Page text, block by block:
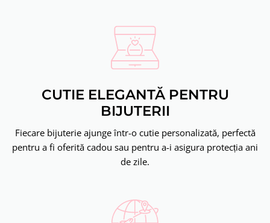
CUTIE ELEGANTĂ PENTRU
BIJUTERII
Fiecare bijuterie ajunge într-o cutie personalizată, perfectă
pentru a fi oferită cadou sau pentru a-i asigura protecția ani
de zile.